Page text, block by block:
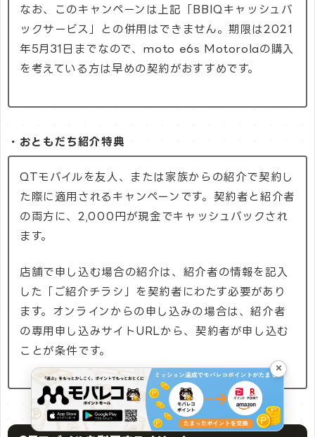
なお、このキャンペーンは上記「BBIQキャッシュバ
ックサービス」との併用はできません。期限は2021
年5月31日までなので、moto e6s Motorolaの購入
を考えている方は早めの契約がおすすめです。
・おともだち紹介特典
QTモバイルを友人、または家族からの紹介で契約し
た際に適用されるキャンペーンです。契約者と紹介者
の両方に、2,000円が現金でキャッシュバックされ
ます。
店舗で申し込む場合の紹介は、紹介者の情報を記入
した「ご紹介チラシ」を契約者にわたす必要があり
ます。オンラインからの申し込みの場合は、紹介者
の専用申し込みサイトURLから、契約者が申し込む
ことが条件です。
×